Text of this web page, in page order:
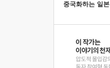
중국화하는 일본